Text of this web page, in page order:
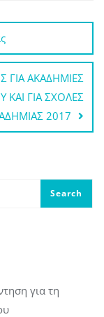
ΓΙΑ ΑΚΑΔΗΜΙΕΣ
ΚΑΙ ΓΙΑ ΣΧΟΛΕΣ
2017
για τη